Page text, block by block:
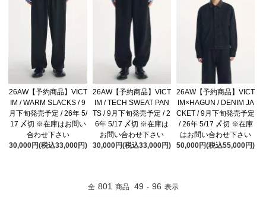
26AW【予約商品】VICT
IM / WARM SLACKS / 9
月下旬発売予定 / 26年 5/
17 〆切 ※在庫はお問い
合わせ下さい
30,000円(税込33,000円)
26AW【予約商品】VICT
IM / TECH SWEAT PAN
TS / 9月下旬発売予定 / 2
6年 5/17 〆切 ※在庫は
お問い合わせ下さい
30,000円(税込33,000円)
26AW【予約商品】VICT
IM×HAGUN / DENIM JA
CKET / 9月下旬発売予定
/ 26年 5/17 〆切 ※在庫
はお問い合わせ下さい
50,000円(税込55,000円)
全 801 商品 49 - 96 表示